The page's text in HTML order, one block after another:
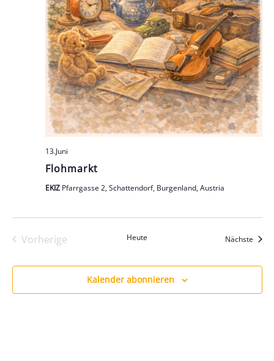
Flohmarkt
13.Juni
EKIZ Pfarrgasse 2, Schattendorf, Burgenland, Austria
Vorherige
Heute Nächste
Kalender abonnieren